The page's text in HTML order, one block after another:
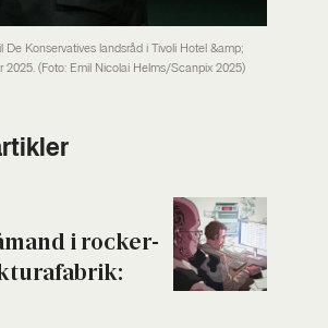
De Konservatives landsråd i Tivoli Hotel &amp;
2025. (Foto: Emil Nicolai Helms/Scanpix 2025)
i rock­er­